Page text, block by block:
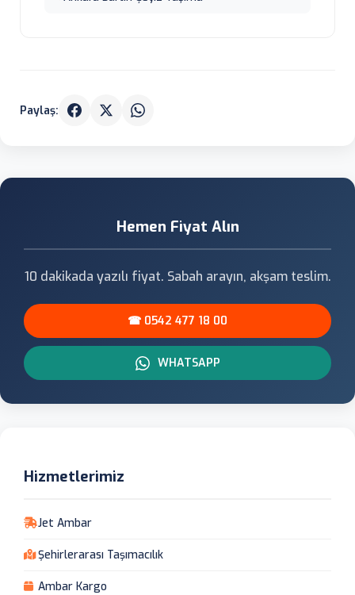
Paylaş:
Hemen Fiyat Alın
10 dakikada yazılı fiyat. Sabah arayın, akşam teslim.
☎ 0542 477 18 00
WHATSAPP
Hizmetlerimiz
Jet Ambar
Şehirlerarası Taşımacılık
Ambar Kargo